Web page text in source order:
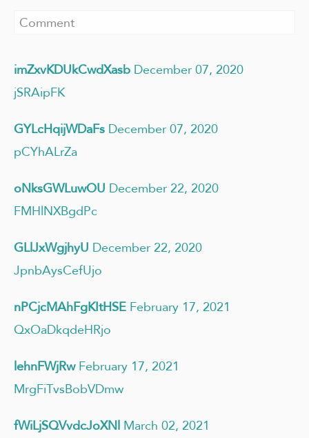
imZxvKDUkCwdXasb December 07, 2020
jSRAipFK
GYLcHqijWDaFs December 07, 2020
pCYhALrZa
oNksGWLuwOU December 22, 2020
FMHlNXBgdPc
GLlJxWgjhyU December 22, 2020
JpnbAysCefUjo
nPCjcMAhFgKItHSE February 17, 2021
QxOaDkqdeHRjo
lehnFWjRw February 17, 2021
MrgFiTvsBobVDmw
fWiLjSQVvdcJoXNl March 02, 2021